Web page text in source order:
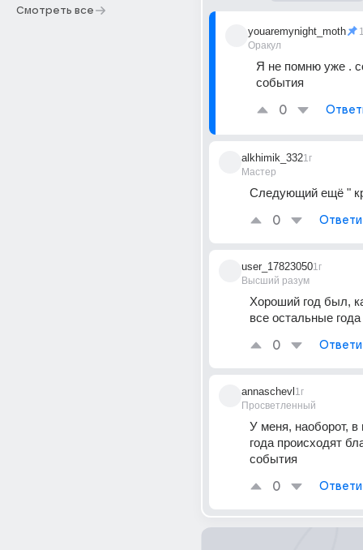
Смотреть все
youaremynight_moth
Оракул
Я не помню уже .
события
0
alkhimik_332
Мастер
1г
Следующий ещё "
0
user_17823050
Высший разум
1г
Хороший год был,
все остальные года
0
annaschevl
Просветленный
1г
У меня, наоборот,
года происходят
события
0